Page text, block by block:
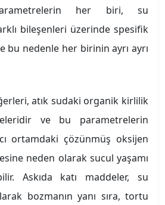
her biri, su
bileşenleri üzerinde spesifik
bu nedenle her birinin ayrı ayrı
atık sudaki organik kirlilik
ve bu parametrelerin
ortamdaki çözünmüş oksijen
neden olarak sucul yaşamı
Askıda katı maddeler, su
bozmanın yanı sıra, tortu